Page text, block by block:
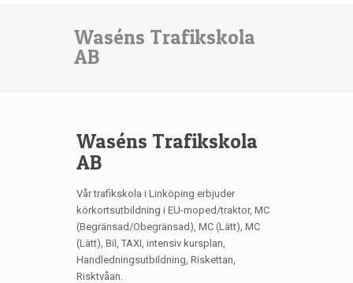
Waséns Trafikskola
AB
Waséns Trafikskola
AB
Vår trafikskola i Linköping erbjuder
körkortsutbildning i EU-moped/traktor, MC
(Begränsad/Obegränsad), MC (Lätt), MC
(Lätt), Bil, TAXI, intensiv kursplan,
Handledningsutbildning, Riskettan,
Risktvåan.